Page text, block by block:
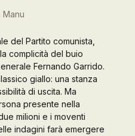
del Partito comunista,
complicità del buio
Fernando Garrido.
giallo: una stanza
di uscita. Ma
presente nella
milioni e i moventi
indagini farà emergere